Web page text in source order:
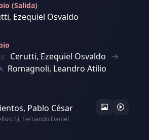
(Salida)
Ezequiel Osvaldo
Cerutti, Ezequiel Osvaldo
Romagnoli, Leandro Atilio
Pablo César
Fernando Daniel